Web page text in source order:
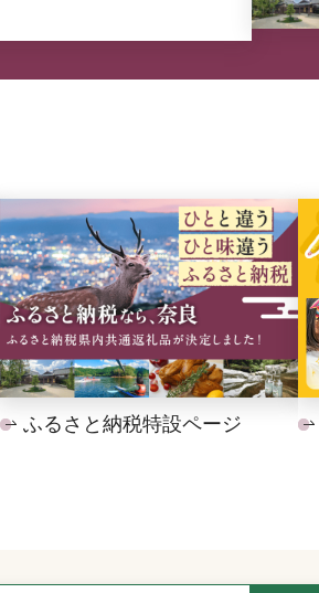
ふるさと納税特設ページ